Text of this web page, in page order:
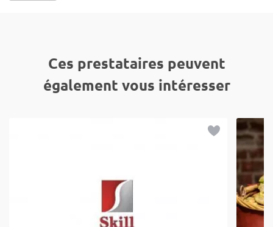
Ces prestataires peuvent
également vous intéresser